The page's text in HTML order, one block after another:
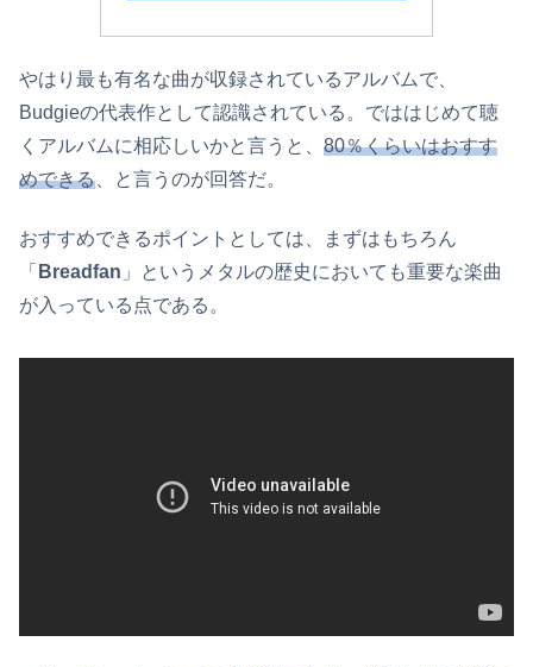
やはり最も有名な曲が収録されているアルバムで、
Budgieの代表作として認識されている。でははじめて聴
くアルバムに相応しいかと言うと、 80％くらいはおすす
めできる 、と言うのが回答だ。
おすすめできるポイントとしては、まずはもちろん
「 Breadfan 」というメタルの歴史においても重要な楽曲
が入っている点である。